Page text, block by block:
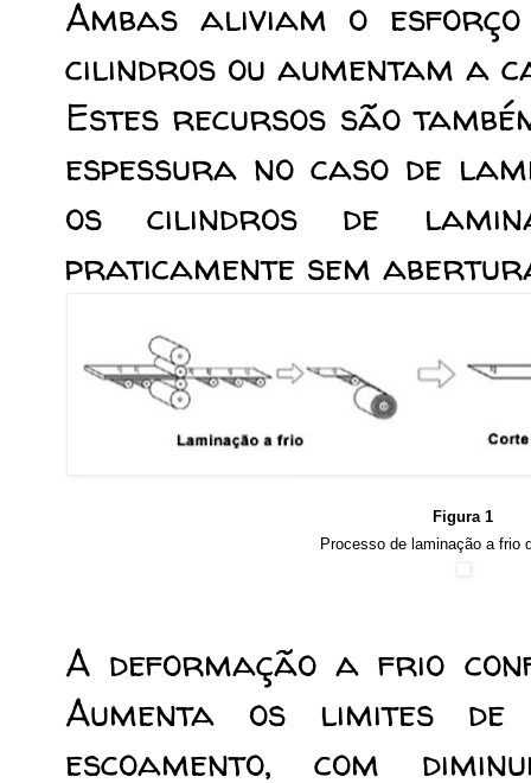
Ambas aliviam o esforço
cilindros ou aumentam a
Estes recursos são
espessura no caso de
os cilindros de
praticamente sem
Figura 1
Processo de laminação a frio
A deformação a frio
Aumenta os limites
escoamento, com